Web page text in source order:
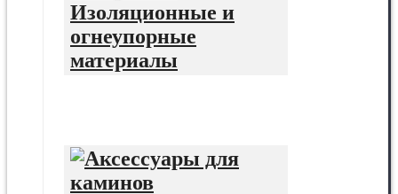
Изоляционные и
огнеупорные
материалы